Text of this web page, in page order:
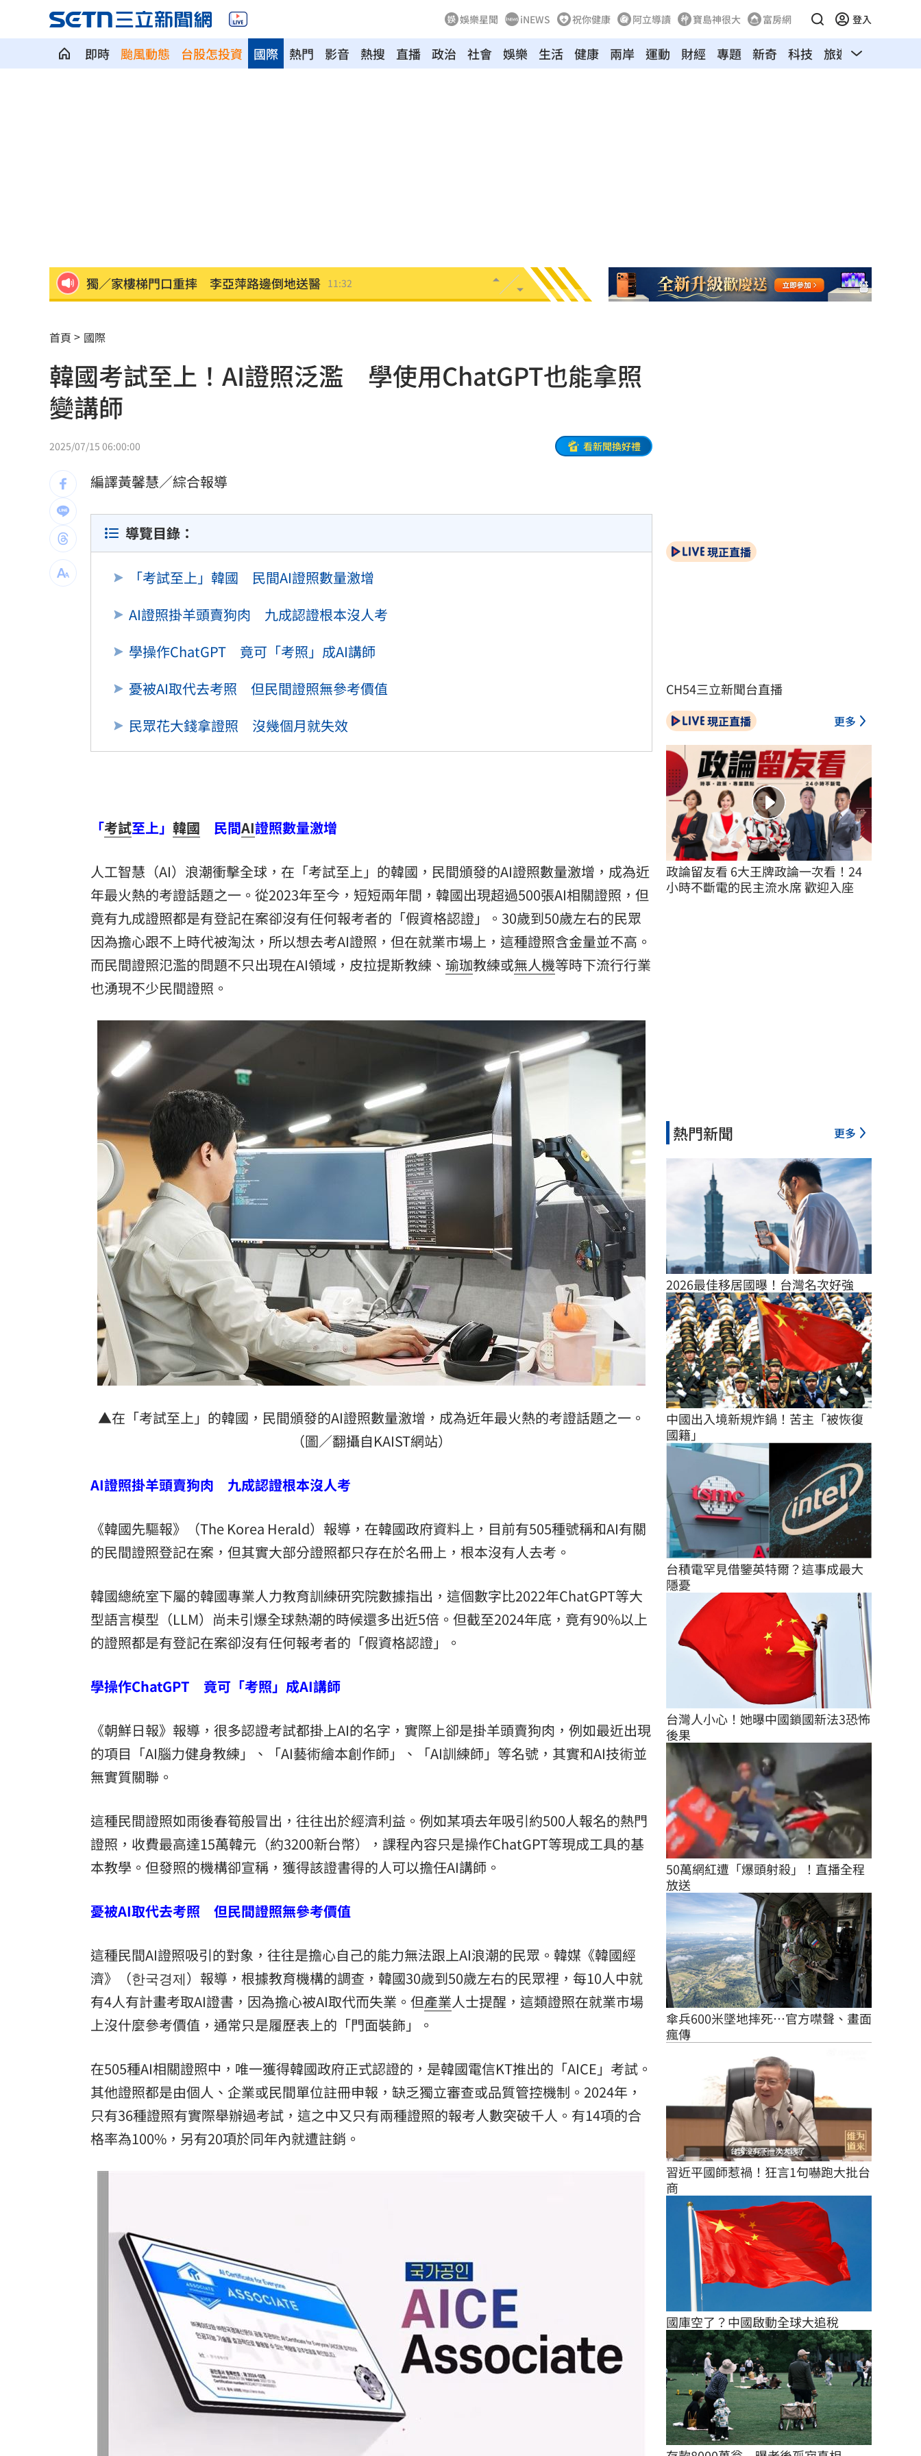
娛樂星聞 iNEWS 祝你健康 阿立導讀 寶島神很大 富房網 登入
即時 颱風動態 台股怎投資 熱門 影音 熱搜 直播 政治 社會 娛樂 生活 健康
國際 兩岸 運動 財經 專題 新奇 科技 旅遊 汽車
姐夫AKIRA抵台 蹲身陪自拍、簽名超寵粉
吳子嘉斷言傅崐萁下場：早晚被抓進去關 11:39
台灣上市賣破8百輛！油電休旅80萬有找 11:30
慈濟被詐10億未提告！他質疑：財報怎麼編
慈濟被騙10億！綠要國民黨還陳時中公道 11:26
翻出蔣、柯「昔日發言」 她轟：出來道歉
石崇良嗆台中市府公開紀錄 喊0檢出沒意義
新／台中婦過馬路被車撞！下半身輾碎慘死
69歲陸小芬曬照 性感不想遮姐真的太辣！
「拍片人的多重宇宙」職涯論壇9/12登場！ 10:30
8國球員齊聚高雄 Formosa 7s掀足球熱潮 10:00
理想混蛋號召粉絲跨海追星吃美食！ 18:15
首頁 國際
韓國考試至上！AI證照泛濫 學使用ChatGPT也能拿照
變講師
2025/07/15 06:00:00 看新聞換好禮
編譯黃馨慧／綜合報導
導覽目錄：
「考試至上」韓國 民間AI證照數量激增
AI證照掛羊頭賣狗肉 九成認證根本沒人考
學操作ChatGPT 竟可「考照」成AI講師
憂被AI取代去考照 但民間證照無參考價值
民眾花大錢拿證照 沒幾個月就失效
「考試至上」 韓國 民間AI證照數量激增
人工智慧（AI）浪潮衝擊全球，在「考試至上」的韓國，民間頒發的AI證照數量激增，成為近
年最火熱的考證話題之一。從2023年至今，短短兩年間，韓國出現超過500張AI相關證照，但
竟有九成證照都是有登記在案卻沒有任何報考者的「假資格認證」。30歲到50歲左右的民眾
因為擔心跟不上時代被淘汰，所以想去考AI證照，但在就業市場上，這種證照含金量並不高。
而民間證照氾濫的問題不只出現在AI領域，皮拉提斯教練、 瑜珈教練或無人機等時下流行行業
也湧現不少民間證照。
▲在「考試至上」的韓國，民間頒發的AI證照數量激增，成為近年最火熱的考證話題之一。
（圖／翻攝自KAIST網站）
AI證照掛羊頭賣狗肉 九成認證根本沒人考
《韓國先驅報》（The Korea Herald）報導，在韓國政府資料上，目前有505種號稱和AI有關
的民間證照登記在案，但其實大部分證照都只存在於名冊上，根本沒有人去考。
韓國總統室下屬的韓國專業人力教育訓練研究院數據指出，這個數字比2022年ChatGPT等大
型語言模型（LLM）尚未引爆全球熱潮的時候還多出近5倍。但截至2024年底，竟有90%以上
的證照都是有登記在案卻沒有任何報考者的「假資格認證」。
學操作ChatGPT 竟可「考照」成AI講師
《朝鮮日報》報導，很多認證考試都掛上AI的名字，實際上卻是掛羊頭賣狗肉，例如最近出現
的項目「AI腦力健身教練」、「AI藝術繪本創作師」、「AI訓練師」等名號，其實和AI技術並
無實質關聯。
這種民間證照如雨後春筍般冒出，往往出於經濟利益。例如某項去年吸引約500人報名的熱門
證照，收費最高達15萬韓元（約3200新台幣），課程內容只是操作ChatGPT等現成工具的基
本教學。但發照的機構卻宣稱，獲得該證書得的人可以擔任AI講師。
憂被AI取代去考照 但民間證照無參考價值
這種民間AI證照吸引的對象，往往是擔心自己的能力無法跟上AI浪潮的民眾。韓媒《韓國經
濟》（한국경제）報導，根據教育機構的調查，韓國30歲到50歲左右的民眾裡，每10人中就
有4人有計畫考取AI證書，因為擔心被AI取代而失業。但產業人士提醒，這類證照在就業市場
上沒什麼參考價值，通常只是履歷表上的「門面裝飾」。
在505種AI相關證照中，唯一獲得韓國政府正式認證的，是韓國電信KT推出的「AICE」考試。
其他證照都是由個人、企業或民間單位註冊申報，缺乏獨立審查或品質管控機制。2024年，
只有36種證照有實際舉辦過考試，這之中又只有兩種證照的報考人數突破千人。有14項的合
格率為100%，另有20項於同年內就遭註銷。
現正直播
CH54三立新聞台直播
現正直播 更多
政論留友看 6大王牌政論一次看！24
小時不斷電的民主流水席 歡迎入座
熱門新聞 更多
2026最佳移居國曝！台灣名次好強
中國出入境新規炸鍋！苦主「被恢復
國籍」
台積電罕見借鑒英特爾？這事成最大
隱憂
台灣人小心！她曝中國鎖國新法3恐怖
後果
50萬網紅遭「爆頭射殺」！直播全程
放送
傘兵600米墜地摔死…官方噤聲、畫面
瘋傳
習近平國師惹禍！狂言1句嚇跑大批台
商
國庫空了？中國啟動全球大追稅